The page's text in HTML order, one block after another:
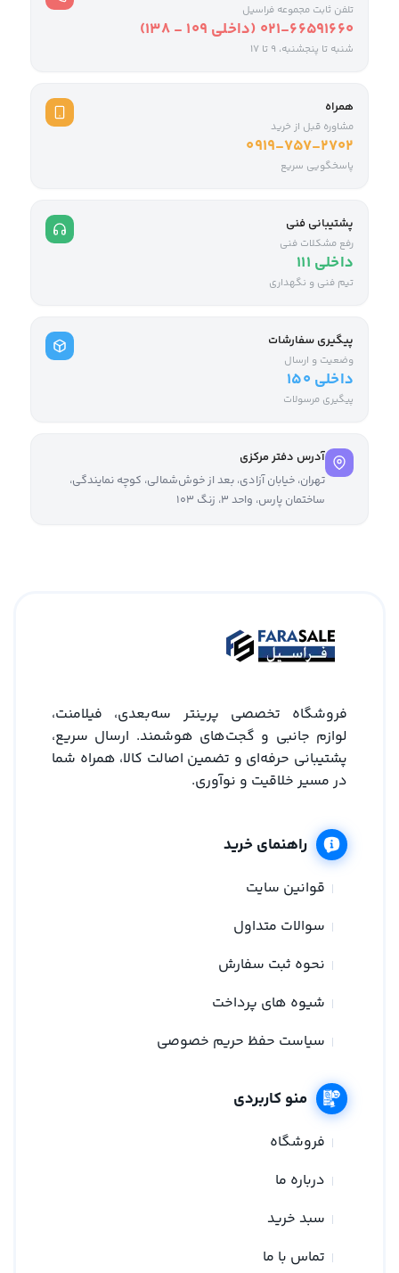
تلفن ثابت مجموعه فراسیل
021-66591660 (داخلی ۱۰۹ - ۱۳۸)
شنبه تا پنجشنبه، 9 تا ۱۷
همراه
مشاوره قبل از خرید
0919-757-2702
پاسخگویی سریع
پشتیبانی فنی
رفع مشکلات فنی
داخلی ۱۱۱
تیم فنی و نگهداری
پیگیری سفارشات
وضعیت و ارسال
داخلی ۱۵۰
پیگیری مرسولات
آدرس دفتر مرکزی
تهران، خیابان آزادی، بعد از خوش‌شمالی، کوچه نمایندگی،
ساختمان پارس، واحد ۳، زنگ ۱۰۳
فروشگاه تخصصی پرینتر سه‌بعدی، فیلامنت،
لوازم جانبی و گجت‌های هوشمند. ارسال سریع،
پشتیبانی حرفه‌ای و تضمین اصالت کالا، همراه شما
در مسیر خلاقیت و نوآوری.
راهنمای خرید
قوانین سایت
سوالات متداول
نحوه ثبت سفارش
شیوه های پرداخت
سیاست حفظ حریم خصوصی
منو کاربردی
فروشگاه
درباره ما
سبد خرید
تماس با ما